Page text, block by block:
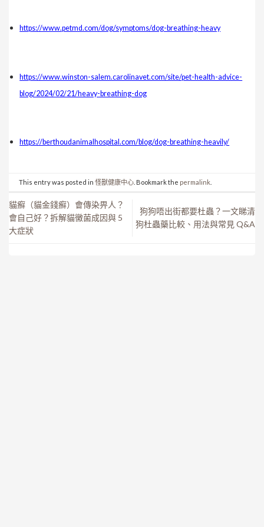
https://www.petmd.com/dog/symptoms/dog-breathing-heavy
https://www.winston-salem.carolinavet.com/site/pet-health-advice-
blog/2024/02/21/heavy-breathing-dog
https://berthoudanimalhospital.com/blog/dog-breathing-heavily/
This entry was posted in 怪獸健康中心. Bookmark the permalink.
貓癬（貓金錢癬）會傳染畀人？
會自己好？拆解貓黴菌成因與 5
大症狀
狗狗唔出街都要杜蟲？一文睇清
狗杜蟲藥比較、用法與常見 Q&A